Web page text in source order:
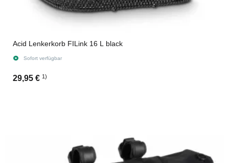
Acid Lenkerkorb FILink 16 L black
Sofort verfügbar
29,95 € 1)